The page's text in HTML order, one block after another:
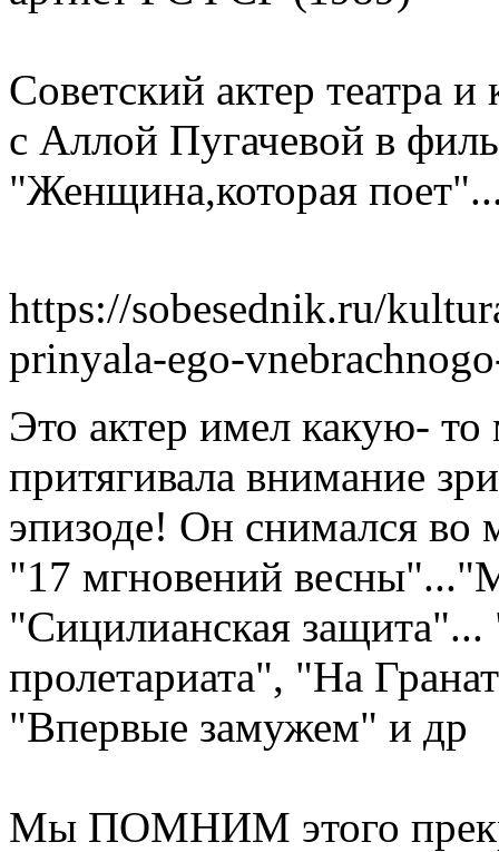
Советский актер театра
с Аллой Пугачевой в
"Женщина,которая
https://sobesednik.ru/
prinyala-ego-
Это актер имел какую-
притягивала внимание
эпизоде! Он снимался во
"17 мгновений
"Сицилианская
пролетариата", "На
"Впервые замужем" и др
Мы ПОМНИМ этого